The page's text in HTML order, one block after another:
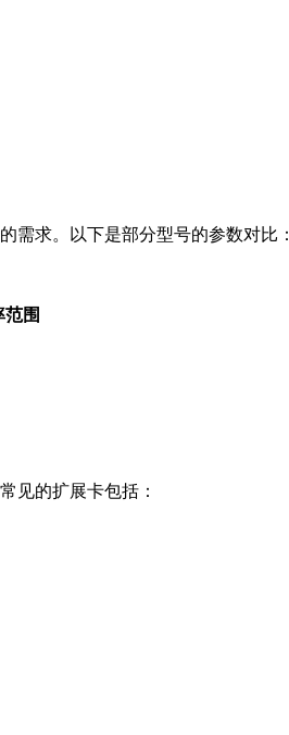
需求。以下是部分型号的参数对比：
围
见的扩展卡包括：